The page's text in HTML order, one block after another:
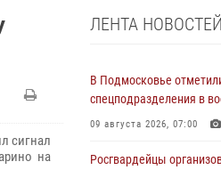
сигнал
на
ЛЕНТА НОВОСТЕЙ
В Подмосковье
спецподразделения в
09 августа 2026, 07:00
Росгвардейцы